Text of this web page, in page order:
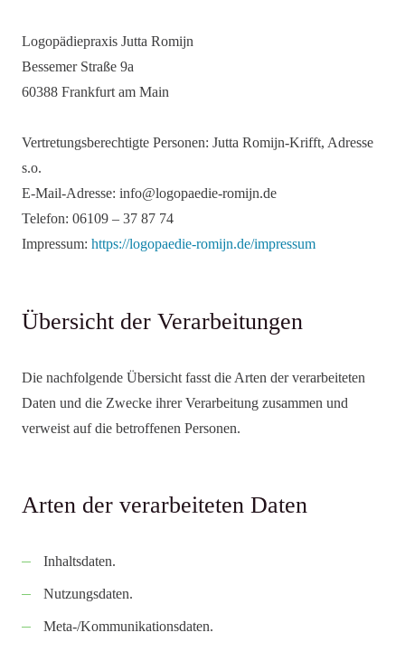
Logopädiepraxis Jutta Romijn
Bessemer Straße 9a
60388 Frankfurt am Main
Vertretungsberechtigte Personen: Jutta Romijn-Krifft, Adresse
s.o.
E-Mail-Adresse: info@logopaedie-romijn.de
Telefon: 06109 – 37 87 74
Impressum: https://logopaedie-romijn.de/impressum
Übersicht der Verarbeitungen
Die nachfolgende Übersicht fasst die Arten der verarbeiteten
Daten und die Zwecke ihrer Verarbeitung zusammen und
verweist auf die betroffenen Personen.
Arten der verarbeiteten Daten
Inhaltsdaten.
Nutzungsdaten.
Meta-/Kommunikationsdaten.